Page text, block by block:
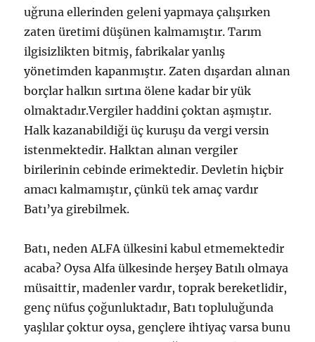
uğruna ellerinden geleni yapmaya çalışırken
zaten üretimi düşünen kalmamıştır. Tarım
ilgisizlikten bitmiş, fabrikalar yanlış
yönetimden kapanmıştır. Zaten dışardan alınan
borçlar halkın sırtına ölene kadar bir yük
olmaktadır.Vergiler haddini çoktan aşmıştır.
Halk kazanabildiği üç kuruşu da vergi versin
istenmektedir. Halktan alınan vergiler
birilerinin cebinde erimektedir. Devletin hiçbir
amacı kalmamıştır, çünkü tek amaç vardır
Batı’ya girebilmek.
Batı, neden ALFA ülkesini kabul etmemektedir
acaba? Oysa Alfa ülkesinde herşey Batılı olmaya
müsaittir, madenler vardır, toprak bereketlidir,
genç nüfus çoğunluktadır, Batı topluluğunda
yaşlılar çoktur oysa, gençlere ihtiyaç varsa bunu